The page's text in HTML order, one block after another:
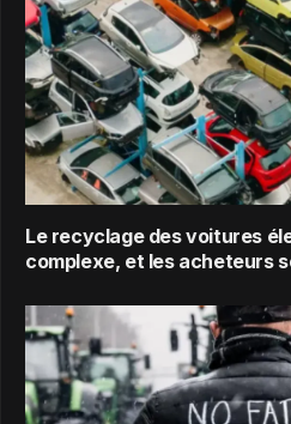
Le recyclage des voitures
complexe, et les acheteurs